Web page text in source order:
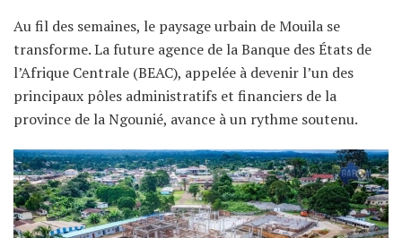
Au fil des semaines, le paysage urbain de Mouila se
transforme. La future agence de la Banque des États de
l’Afrique Centrale (BEAC), appelée à devenir l’un des
principaux pôles administratifs et financiers de la
province de la Ngounié, avance à un rythme soutenu.